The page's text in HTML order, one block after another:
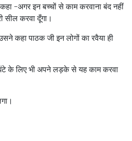
-अगर इन बच्चों से काम करवाना बंद नहीं
सील करवा दूँगा।
कहा पाठक जी इन लोगों का रवैया ही
के लिए भी अपने लड़के से यह काम करवा